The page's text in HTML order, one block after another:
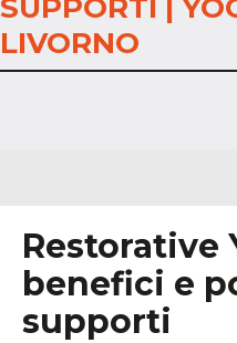
SUPPORTI |
LIVORNO
Restorative
benefici e
supporti